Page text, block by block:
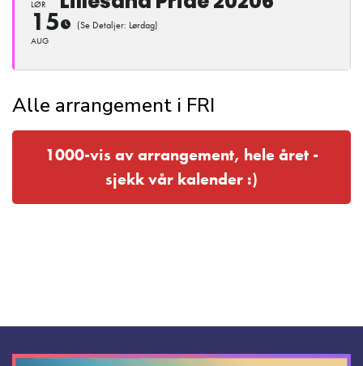
LØR
15
AUG
(Se Detaljer: Lørdag)
Alle arrangement i FRI
1000-vis av arrangement, hele året -
sjekk vår kalender :)